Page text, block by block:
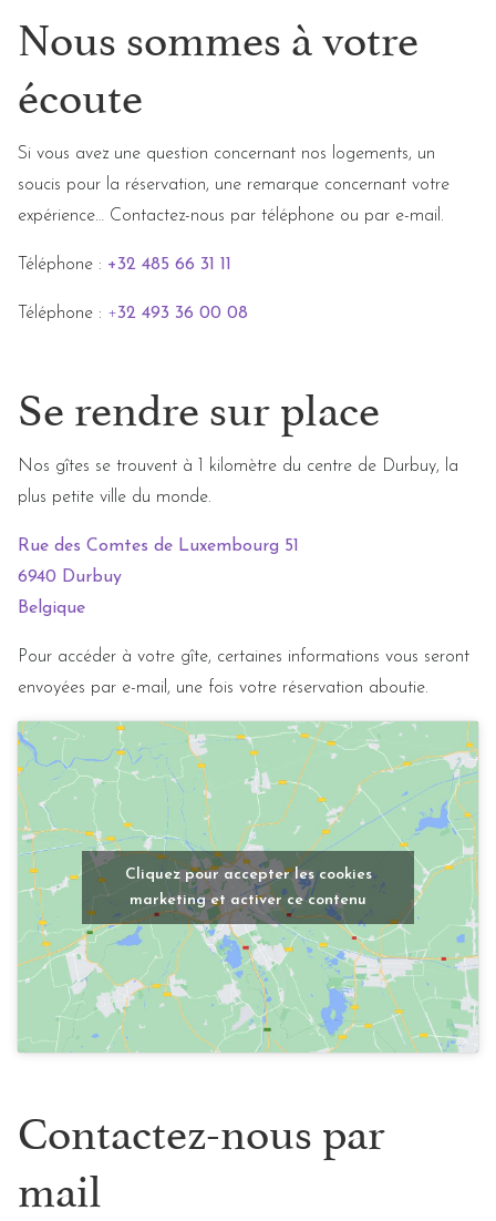
PANIER
NOUS CONTACTER
Nous sommes à votre
écoute
Si vous avez une question concernant nos logements, un
soucis pour la réservation, une remarque concernant votre
expérience… Contactez-nous par téléphone ou par e-mail.
Téléphone : +32 485 66 31 11
Téléphone : +32 493 36 00 08
Se rendre sur place
Nos gîtes se trouvent à 1 kilomètre du centre de Durbuy, la
plus petite ville du monde.
Rue des Comtes de Luxembourg 51
6940 Durbuy
Belgique
Pour accéder à votre gîte, certaines informations vous seront
envoyées par e-mail, une fois votre réservation aboutie.
Cliquez pour accepter les cookies
marketing et activer ce contenu
Contactez-nous par
mail